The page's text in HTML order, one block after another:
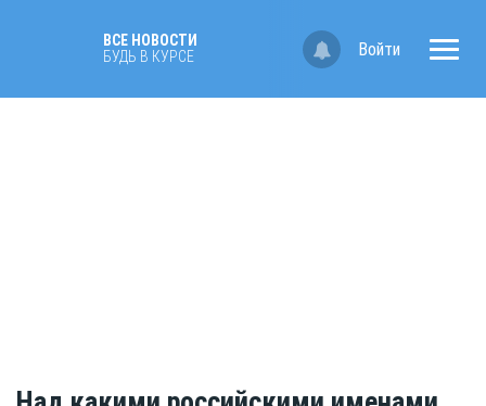
ВСЕ НОВОСТИ
БУДЬ В КУРСЕ
Войти